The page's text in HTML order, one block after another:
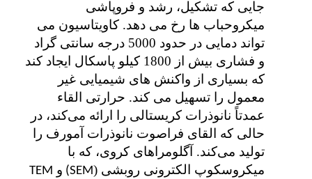
جایی که تشکیل، رشد و فروپاشی
میکروحباب ها رخ می دهد. کاویتاسیون می
تواند دمایی در حدود 5000 درجه سانتی گراد
و فشاری بیش از 1800 کیلو پاسکال ایجاد کند
که بسیاری از واکنش های شیمیایی غیر
معمول را تسهیل می کند. حرارتی القاء
عمدتاً نانوذرات کریستالی را ارائه می‌کند، در
حالی که القای فراصوت نانوذرات آمورف را
تولید می‌کند. آگلومراهای کروی، که با
میکروسکوپ الکترونی روبشی (SEM) و TEM